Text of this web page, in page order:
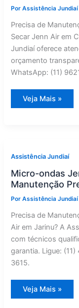
PorAssistência Jundiaí
Precisa de
Secar Jenn Air em
Jundiaí oferece
orçamento
WhatsApp: (11)
Máquina
de
Defeito
em
Limpo
Paulista?
Manutenção
Preventiva
Especializado
Veja Mais »
Assistência Jundiaí
Micro-ondas
Manutenção
PorAssistência Jundiaí
Precisa de
Air em Jarinu? A
com técnicos
garantia. Ligue:
3615.
Micro-
ondas
Veja Mais »